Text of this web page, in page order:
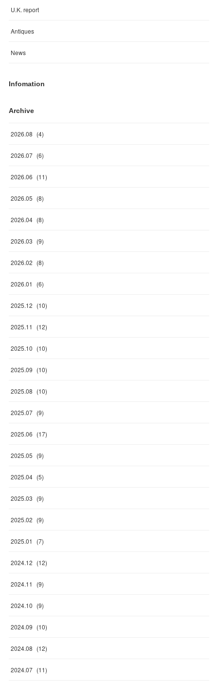
U.K. report
Antiques
News
Infomation
Archive
2026.08 (4)
2026.07 (6)
2026.06 (11)
2026.05 (8)
2026.04 (8)
2026.03 (9)
2026.02 (8)
2026.01 (6)
2025.12 (10)
2025.11 (12)
2025.10 (10)
2025.09 (10)
2025.08 (10)
2025.07 (9)
2025.06 (17)
2025.05 (9)
2025.04 (5)
2025.03 (9)
2025.02 (9)
2025.01 (7)
2024.12 (12)
2024.11 (9)
2024.10 (9)
2024.09 (10)
2024.08 (12)
2024.07 (11)